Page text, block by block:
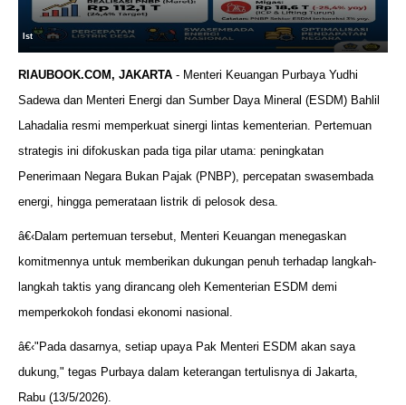
Ist
RIAUBOOK.COM, JAKARTA - Menteri Keuangan Purbaya Yudhi
Sadewa dan Menteri Energi dan Sumber Daya Mineral (ESDM) Bahlil
Lahadalia resmi memperkuat sinergi lintas kementerian. Pertemuan
strategis ini difokuskan pada tiga pilar utama: peningkatan
Penerimaan Negara Bukan Pajak (PNBP), percepatan swasembada
energi, hingga pemerataan listrik di pelosok desa.
â€‹Dalam pertemuan tersebut, Menteri Keuangan menegaskan
komitmennya untuk memberikan dukungan penuh terhadap langkah-
langkah taktis yang dirancang oleh Kementerian ESDM demi
memperkokoh fondasi ekonomi nasional.
â€‹"Pada dasarnya, setiap upaya Pak Menteri ESDM akan saya
dukung," tegas Purbaya dalam keterangan tertulisnya di Jakarta,
Rabu (13/5/2026).